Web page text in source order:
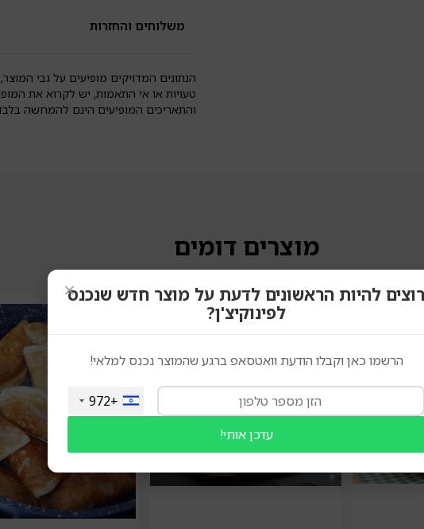
משלוחים והחזרות
הנתונים המדויקים מופיעים על גבי
טעויות או אי התאמות, יש לקרוא את
והתאריכים המופיעים הינם להמחשה
מוצרים דומים
רוצים להיות הראשונים לדעת על מוצר חדש שנכנס
לפינוקיצ'ן?
×
הרשמו כאן וקבלו הודעת וואטסאפ ברגע שהמוצר נכנס למלאי!
+972
עדכן אותי!